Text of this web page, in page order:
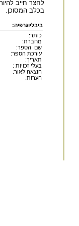
בכלב המסוכן.
ביבליוגרפיה:
כותר:
מחברת:
שם הספר:
עורכת הספר:
תאריך:
בעלי זכויות :
הוצאה לאור:
הערות: